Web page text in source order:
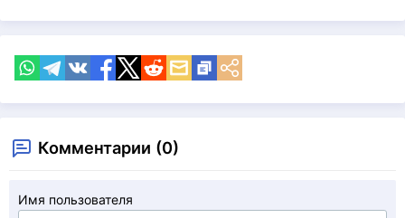
Комментарии (0)
Имя пользователя